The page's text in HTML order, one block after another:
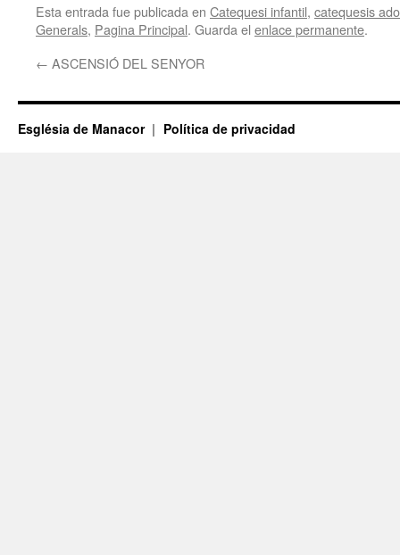
Esta entrada fue publicada en Catequesi infantil, catequesis
Generals, Pagina Principal. Guarda el enlace permanente.
← ASCENSIÓ DEL SENYOR
Església de Manacor Política de privacidad